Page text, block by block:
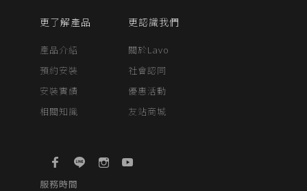
更了解產品
產品介紹
預約安裝
安裝實績
相關知識
更認識我們
關於Lavo
社會認同
優惠活動
友站商城
服務時間